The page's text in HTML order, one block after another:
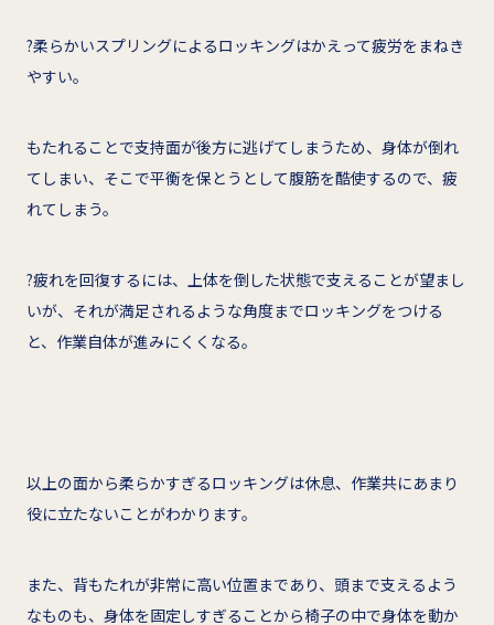
?柔らかいスプリングによるロッキングはかえって疲労をまねき
やすい。
もたれることで支持面が後方に逃げてしまうため、身体が倒れ
てしまい、そこで平衡を保とうとして腹筋を酷使するので、疲
れてしまう。
?疲れを回復するには、上体を倒した状態で支えることが望まし
いが、それが満足されるような角度までロッキングをつける
と、作業自体が進みにくくなる。
以上の面から柔らかすぎるロッキングは休息、作業共にあまり
役に立たないことがわかります。
また、背もたれが非常に高い位置まであり、頭まで支えるよう
なものも、身体を固定しすぎることから椅子の中で身体を動か